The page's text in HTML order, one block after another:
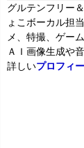
グルテンフリー
ょこボーカル担
メ、特撮、ゲー
ＡＩ画像生成や
詳しいプロフィ